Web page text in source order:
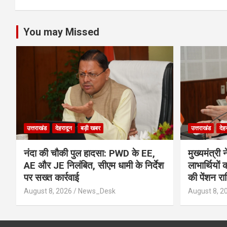
k
p
You may Missed
उत्तराखंड देहरादून बड़ी खबर
नंदा की चौकी पुल हादसा: PWD के EE,
AE और JE निलंबित, सीएम धामी के निर्देश
पर सख्त कार्रवाई
August 8, 2026 News_Desk
उत्तराखंड
मुख्यमंत्री
की पेंशन
August 8,